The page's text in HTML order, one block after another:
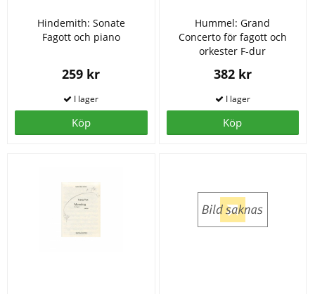
Hindemith: Sonate
Fagott och piano
259 kr
Köp
Hummel: Grand
Concerto för fagott och
orkester F-dur
382 kr
Köp